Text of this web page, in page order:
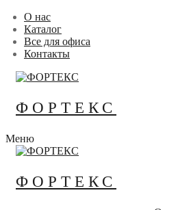
Перейти
содержимому
Меню
Закрыть
О нас
Каталог
Все для офиса
Контакты
ФОРТЕКС
Меню
ФОРТЕКС